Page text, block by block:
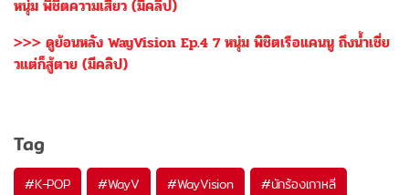
หนุ่ม พิชิตความเสียว (มีคลิป)
>>> ดูย้อนหลัง WayVision Ep.4 7 หนุ่ม พิชิตเรือแคนนู ถึงน้ำเชี่ย
วแต่ก็สู้ตาย (มีคลิป)
Tag
#K-POP #WayV #WayVision #นักร้องเกาหลี